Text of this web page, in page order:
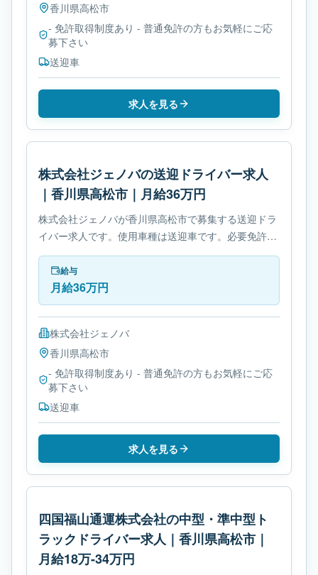
香川県高松市
- 免許取得制度あり - 普通免許の方もお気軽にご応
募下さい
送迎車
求人を見る
株式会社ジェノバの送迎ドライバー求人
｜香川県高松市｜月給36万円
株式会社ジェノバが香川県高松市で募集する送迎ドラ
イバー求人です。使用車種は送迎車です。必要免許
は- 免許取得制度ありです。
給与
月給36万円
株式会社ジェノバ
香川県高松市
- 免許取得制度あり - 普通免許の方もお気軽にご応
募下さい
送迎車
求人を見る
四国福山通運株式会社の中型・準中型ト
ラックドライバー求人｜香川県高松市｜
月給18万-34万円